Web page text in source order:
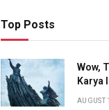
Top Posts
Wow,
Karya
AUGUST